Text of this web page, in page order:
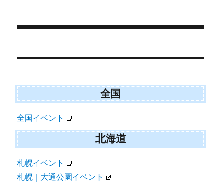
)
稿
ビ
ゲ
ー
シ
ョ
ン
全国
全国イベント
北海道
札幌イベント
札幌｜大通公園イベント